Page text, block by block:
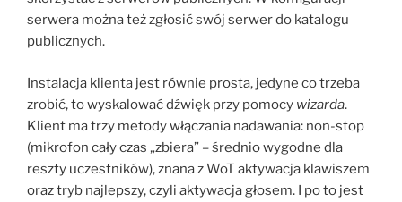
serwera można też zgłosić swój serwer do katalogu
publicznych.
Instalacja klienta jest równie prosta, jedyne co trzeba
zrobić, to wyskalować dźwięk przy pomocy wizarda.
Klient ma trzy metody włączania nadawania: non-stop
(mikrofon cały czas „zbiera” – średnio wygodne dla
reszty uczestników), znana z WoT aktywacja klawiszem
oraz tryb najlepszy, czyli aktywacja głosem. I po to jest